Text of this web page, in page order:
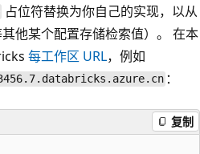
占位符替换为你自己的实现，以从
他某个配置存储检索值）。 在本
每工作区 URL，例如
：
复制